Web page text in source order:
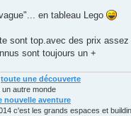
en tableau Lego
sont top.avec des prix assez
sont toujours un +
toute une découverte
autre monde
nouvelle aventure
c'est les grands espaces et